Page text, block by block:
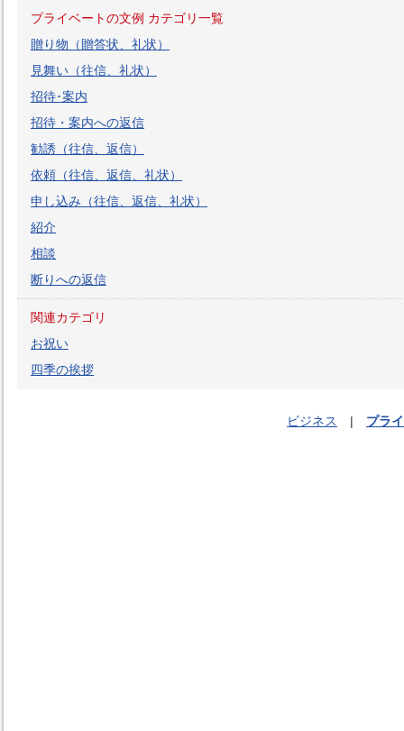
プライベートの文例 カテゴリ一覧
贈り物（贈答状、礼状）
見舞い（往信、礼状）
招待･案内
招待・案内への返信
勧誘（往信、返信）
依頼（往信、返信、礼状）
申し込み（往信、返信、礼状）
紹介
相談
断りへの返信
関連カテゴリ
お祝い
四季の挨拶
ビジネス | プラ